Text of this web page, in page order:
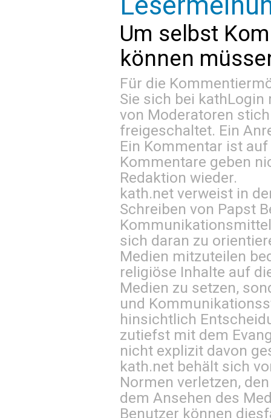
Um selbst
können
Für die
Sie sich bei kathLogin
von Moderatoren
freigeschaltet. Ein
Ein Kommentar ist
Kommentare geben
Redaktion wieder.
kath.net verweist in
Schreiben von Papst
sich daran zu
Medien mitzuteilen
religiöse Inhalte auf
Medien zu setzen,
und
hinsichtlich
zutiefst mit dem
nicht explizit davon
kath.net behält sich
Normen verletzen,
dem Ansehen des
Benutzer können